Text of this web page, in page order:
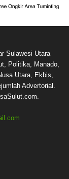
Sulawesi Utara
Politika, Manado,
Utara, Ekbis,
Advertorial.